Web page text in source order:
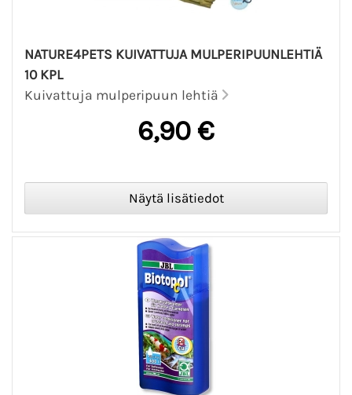
NATURE4PETS KUIVATTUJA MULPERIPUUNLEHTIÄ
10 KPL
Kuivattuja mulperipuun lehtiä
6,90 €